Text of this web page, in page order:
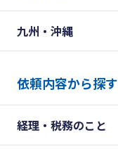
九州・沖縄
依頼内容から探す
経理・税務のこと